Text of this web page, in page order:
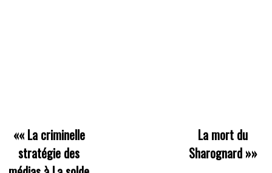
«« La criminelle
stratégie des
La mort du
Sharognard»»